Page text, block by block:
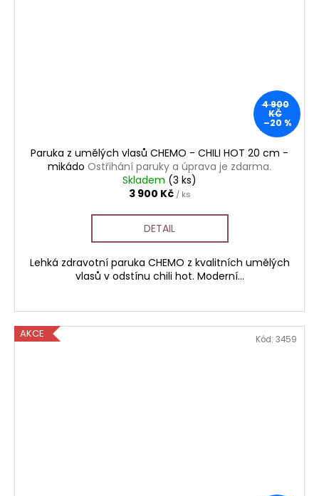
4 900
KČ
–20 %
Paruka z umělých vlasů CHEMO - CHILI HOT 20 cm -
mikádo Ostřihání paruky a úprava je zdarma.
Skladem (3 ks)
3 900 Kč / ks
DETAIL
Lehká zdravotní paruka CHEMO z kvalitních umělých
vlasů v odstínu chili hot. Moderní...
AKCE Kód: 3459